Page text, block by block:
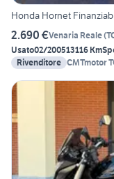
Honda Hornet
2.690 €Venaria Reale(
Usato02/200513116 Km
Rivenditore CMTmotor